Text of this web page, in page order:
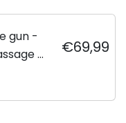
gun -
-
€69,99